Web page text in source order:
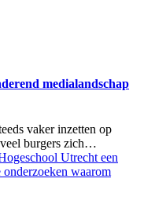
medialandschap
vaker inzetten op
burgers zich…